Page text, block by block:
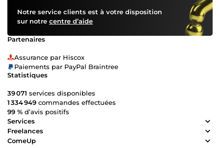
Notre service clients est à votre disposition
sur notre centre d’aide
Partenaires
Assurance par Hiscox
Paiements par PayPal Braintree
Statistiques
39 071 services disponibles
1 334 949 commandes effectuées
99 % d’avis positifs
Services
Freelances
ComeUp